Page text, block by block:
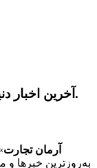
آخرین اخبار دنیای تجارت را با آرمان تجارت دنبال کنید.
آرمان تجارت
به‌روزترین خبرها و